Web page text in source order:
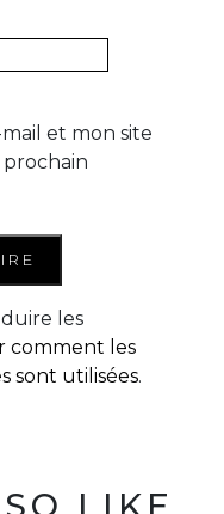
et mon site
les
comment les
sont utilisées.
LIKE